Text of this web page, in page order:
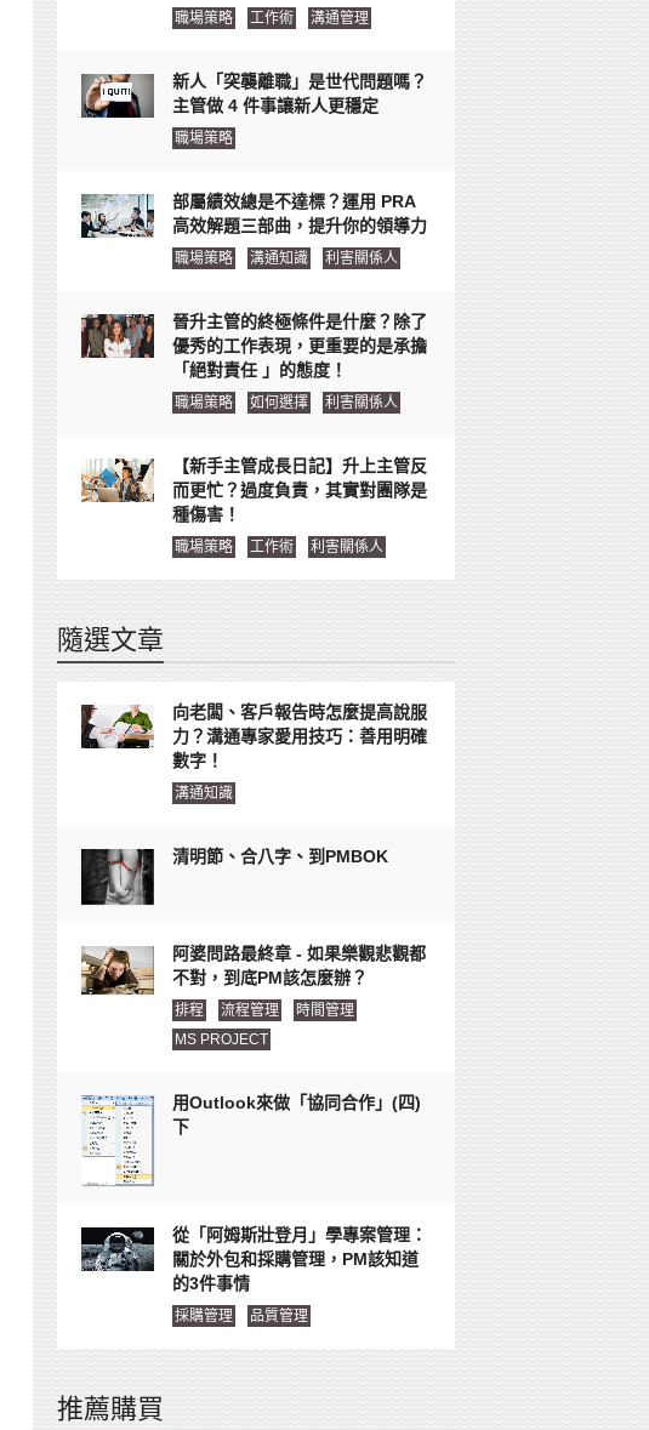
職場策略 工作術 溝通管理
新人「突襲離職」是世代問題嗎？
主管做 4 件事讓新人更穩定
職場策略
部屬績效總是不達標？運用 PRA
高效解題三部曲，提升你的領導力
職場策略 溝通知識 利害關係人
晉升主管的終極條件是什麼？除了
優秀的工作表現，更重要的是承擔
「絕對責任 」的態度！
職場策略 如何選擇 利害關係人
【新手主管成長日記】升上主管反
而更忙？過度負責，其實對團隊是
種傷害！
職場策略 工作術 利害關係人
隨選文章
向老闆、客戶報告時怎麼提高說服
力？溝通專家愛用技巧：善用明確
數字！
溝通知識
清明節、合八字、到PMBOK
阿婆問路最終章 - 如果樂觀悲觀都
不對，到底PM該怎麼辦？
排程 流程管理
時間管理
MS PROJECT
用Outlook來做「協同合作」(四)
下
從「阿姆斯壯登月」學專案管理：
關於外包和採購管理，PM該知道
的3件事情
採購管理 品質管理
推薦購買